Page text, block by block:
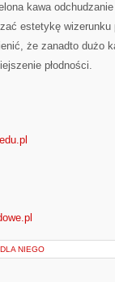
kawa
estetykę wizerunku
że zanadto dużo
płodności.
NIEGO